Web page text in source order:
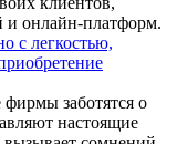
и онлайн-платформ.
с легкостью,
фирмы заботятся о
настоящие